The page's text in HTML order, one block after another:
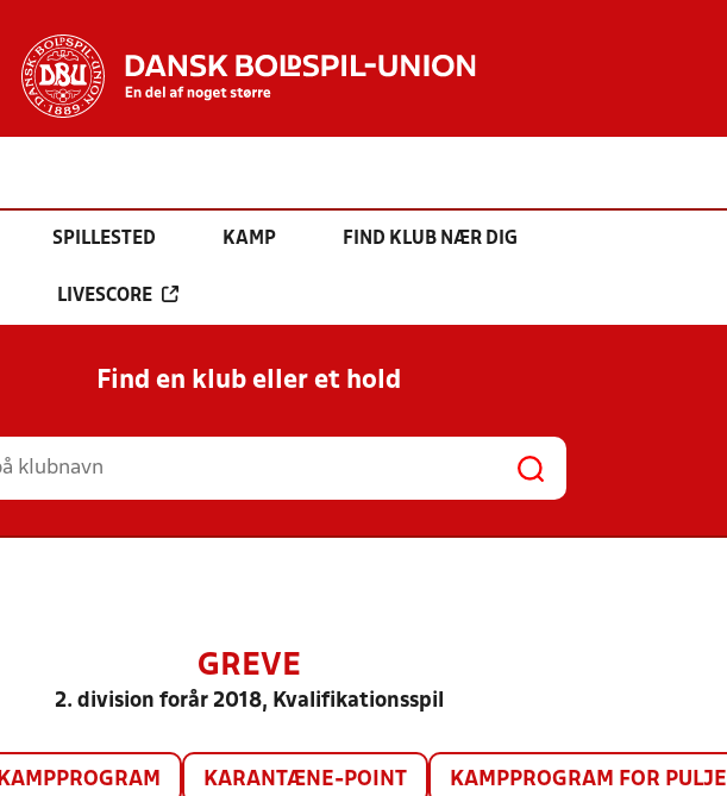
SPILLESTED KAMP FIND KLUB NÆR DIG
LIVESCORE
Find en klub eller et hold
GREVE
2. division forår 2018, Kvalifikationsspil
KAMPPROGRAM KARANTÆNE-POINT KAMPPROGRAM FOR PULJE